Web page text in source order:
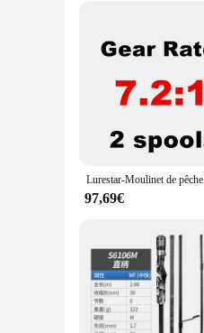
Performance and
**Precision
The lurestar
efficient fishing
freshwater fish or
The lurestar
from the shore, or
provides the
**For the
and suppliers make
experience that will
97,69€